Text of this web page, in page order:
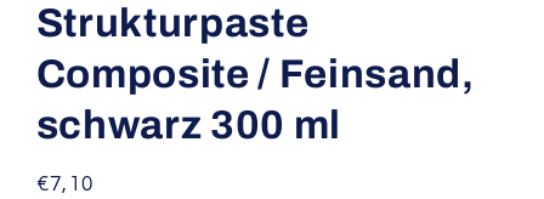
Strukturpaste
Composite / Feinsand,
schwarz 300 ml
Normaler
€7,10